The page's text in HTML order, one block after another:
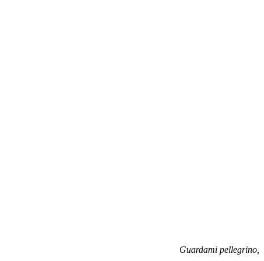
Guardami pellegrino,